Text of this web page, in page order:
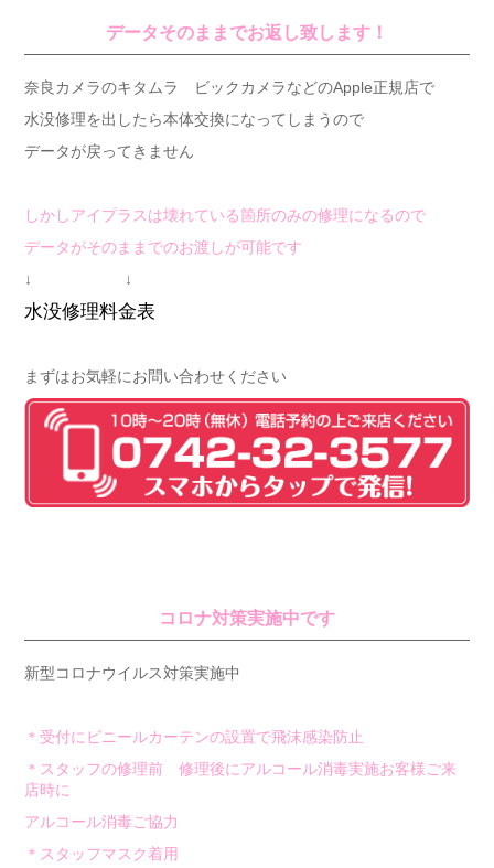
データそのままでお返し致します！
奈良カメラのキタムラ ビックカメラなどのApple正規店で
水没修理を出したら本体交換になってしまうので
データが戻ってきません
しかしアイプラスは壊れている箇所のみの修理になるので
データがそのままでのお渡しが可能です
↓ ↓
水没修理料金表
まずはお気軽にお問い合わせください
コロナ対策実施中です
新型コロナウイルス対策実施中
＊受付にビニールカーテンの設置で飛沫感染防止
＊スタッフの修理前 修理後にアルコール消毒実施お客様ご来
店時に
アルコール消毒ご協力
＊スタッフマスク着用